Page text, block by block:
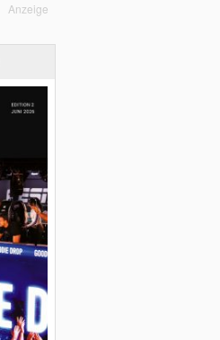
Anzeige